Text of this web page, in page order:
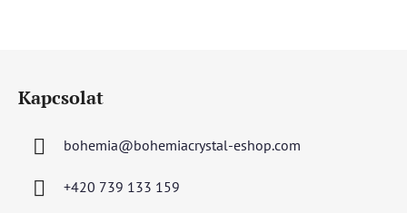
Kapcsolat
bohemia@bohemiacrystal-eshop.com
+420 739 133 159